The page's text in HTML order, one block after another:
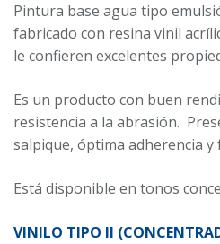
Pintura base agua tipo
fabricado con resina vinil
le confieren excelentes
Es un producto con buen
resistencia a la abrasión.
salpique, óptima adherencia y
Está disponible en tonos
VINILO TIPO II